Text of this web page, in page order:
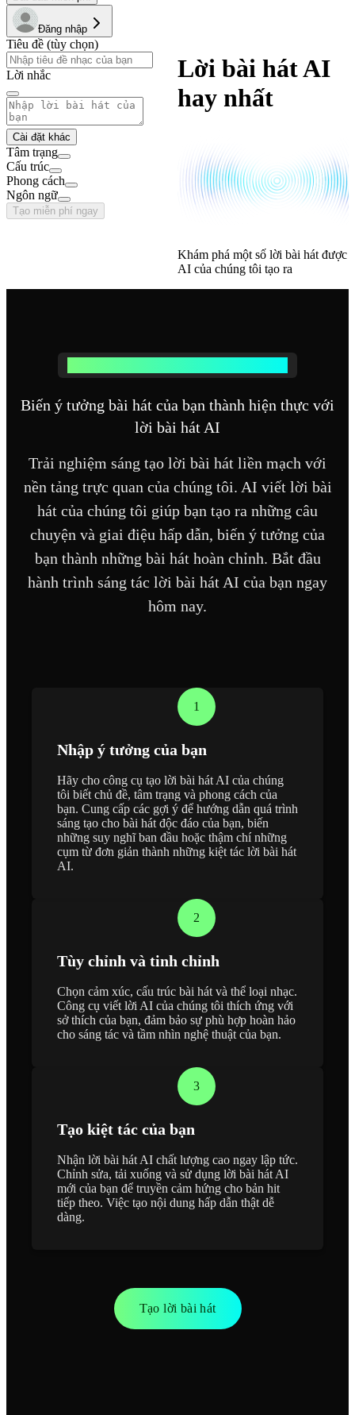
Đăng nhập
Tiêu đề (tùy chọn)
Lời nhắc
Cài đặt khác
Tâm trạng
Cấu trúc
Phong cách
Ngôn ngữ
Tạo miễn phí ngay
Lời bài hát AI
hay nhất
Khám phá một số lời bài hát được
AI của chúng tôi tạo ra
Biến ý tưởng bài hát của bạn thành hiện thực với
lời bài hát AI
Trải nghiệm sáng tạo lời bài hát liền mạch với
nền tảng trực quan của chúng tôi. AI viết lời bài
hát của chúng tôi giúp bạn tạo ra những câu
chuyện và giai điệu hấp dẫn, biến ý tưởng của
bạn thành những bài hát hoàn chỉnh. Bắt đầu
hành trình sáng tác lời bài hát AI của bạn ngay
hôm nay.
1
Nhập ý tưởng của bạn
Hãy cho công cụ tạo lời bài hát AI của chúng
tôi biết chủ đề, tâm trạng và phong cách của
bạn. Cung cấp các gợi ý để hướng dẫn quá trình
sáng tạo cho bài hát độc đáo của bạn, biến
những suy nghĩ ban đầu hoặc thậm chí những
cụm từ đơn giản thành những kiệt tác lời bài hát
AI.
2
Tùy chỉnh và tinh chỉnh
Chọn cảm xúc, cấu trúc bài hát và thể loại nhạc.
Công cụ viết lời AI của chúng tôi thích ứng với
sở thích của bạn, đảm bảo sự phù hợp hoàn hảo
cho sáng tác và tầm nhìn nghệ thuật của bạn.
3
Tạo kiệt tác của bạn
Nhận lời bài hát AI chất lượng cao ngay lập tức.
Chỉnh sửa, tải xuống và sử dụng lời bài hát AI
mới của bạn để truyền cảm hứng cho bản hit
tiếp theo. Việc tạo nội dung hấp dẫn thật dễ
dàng.
Tạo lời bài hát